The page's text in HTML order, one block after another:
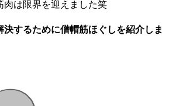
肉は限界を迎えました笑
決するために僧帽筋ほぐしを紹介しま